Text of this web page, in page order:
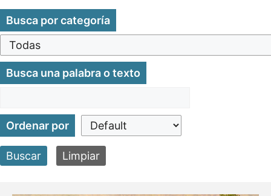
Busca por categoría
Busca una palabra o texto
Ordenar por
Buscar Limpiar